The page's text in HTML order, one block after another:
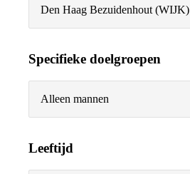
Den Haag Bezuidenhout (WIJK)
Specifieke doelgroepen
Alleen mannen
Leeftijd